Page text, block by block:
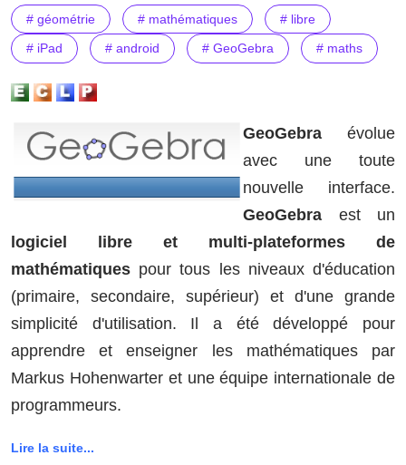
# géométrie # mathématiques # libre
# iPad # android # GeoGebra # maths
GeoGebra évolue
avec une toute
nouvelle interface.
GeoGebra est un
logiciel libre et multi-plateformes de
mathématiques pour tous les niveaux d'éducation
(primaire, secondaire, supérieur) et d'une grande
simplicité d'utilisation. Il a été développé pour
apprendre et enseigner les mathématiques par
Markus Hohenwarter et une équipe internationale de
programmeurs.
Lire la suite...